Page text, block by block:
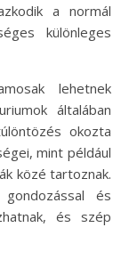
a normál
különleges
lehetnek
általában
okozta
mint például
közé tartoznak.
és
és szép